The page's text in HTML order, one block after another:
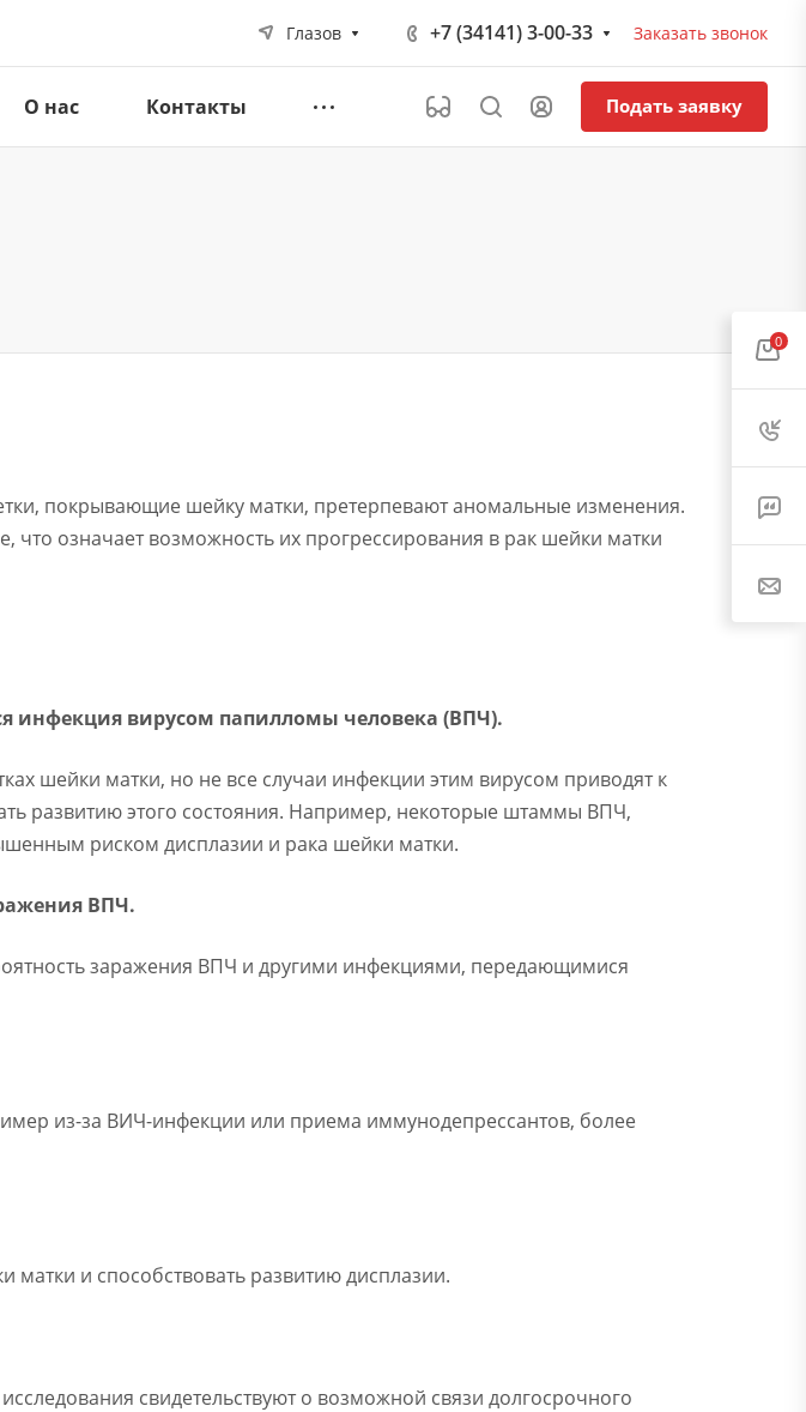
Глазов +7 (34141) 3-00-33 Заказать звонок
О нас Контакты Подать заявку
покрывающие шейку матки, претерпевают аномальные изменения.
что означает возможность их прогрессирования в рак шейки матки
инфекция вирусом папилломы человека (ВПЧ).
шейки матки, но не все случаи инфекции этим вирусом приводят к
развитию этого состояния. Например, некоторые штаммы ВПЧ,
риском дисплазии и рака шейки матки.
ВПЧ.
заражения ВПЧ и другими инфекциями, передающимися
из-за ВИЧ-инфекции или приема иммунодепрессантов, более
и способствовать развитию дисплазии.
свидетельствуют о возможной связи долгосрочного
0